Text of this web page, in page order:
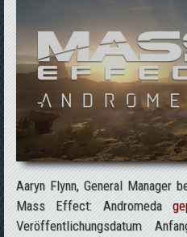
Aaryn Flynn, General Manager
Mass Effect: Andromeda
Veröffentlichungsdatum